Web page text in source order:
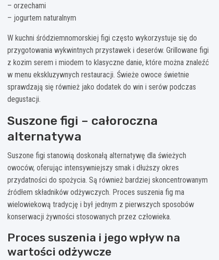
– orzechami
– jogurtem naturalnym
W kuchni śródziemnomorskiej figi często wykorzystuje się do
przygotowania wykwintnych przystawek i deserów. Grillowane figi
z kozim serem i miodem to klasyczne danie, które można znaleźć
w menu ekskluzywnych restauracji. Świeże owoce świetnie
sprawdzają się również jako dodatek do win i serów podczas
degustacji.
Suszone figi – całoroczna
alternatywa
Suszone figi stanowią doskonałą alternatywę dla świeżych
owoców, oferując intensywniejszy smak i dłuższy okres
przydatności do spożycia. Są również bardziej skoncentrowanym
źródłem składników odżywczych. Proces suszenia fig ma
wielowiekową tradycję i był jednym z pierwszych sposobów
konserwacji żywności stosowanych przez człowieka.
Proces suszenia i jego wpływ na
wartości odżywcze